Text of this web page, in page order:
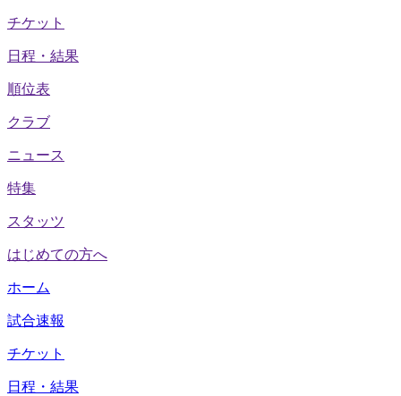
チケット
日程・結果
順位表
クラブ
ニュース
特集
スタッツ
はじめての方へ
ホーム
試合速報
チケット
日程・結果